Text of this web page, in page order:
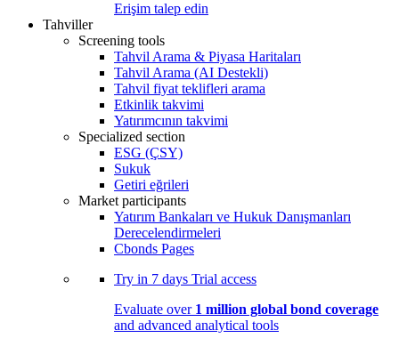
Erişim talep edin
Tahviller
Screening tools
Tahvil Arama & Piyasa Haritaları
Tahvil Arama (AI Destekli)
Tahvil fiyat teklifleri arama
Etkinlik takvimi
Yatırımcının takvimi
Specialized section
ESG (ÇSY)
Sukuk
Getiri eğrileri
Market participants
Yatırım Bankaları ve Hukuk Danışmanları
Derecelendirmeleri
Cbonds Pages
Try in 7 days Trial access
Evaluate over 1 million global bond coverage
and advanced analytical tools